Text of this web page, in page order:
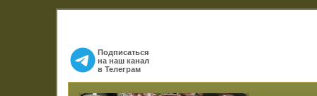
Подписаться
на наш канал
в Телеграм